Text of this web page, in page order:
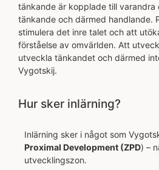
tänkande är kopplade till
tänkande och därmed handlande.
stimulera det inre talet och att
förståelse av omvärlden. Att
utveckla tänkandet och därmed
Vygotskij.
Hur sker inlärning?
Inlärning sker i något som
Proximal Development (ZPD) –
utvecklingszon.